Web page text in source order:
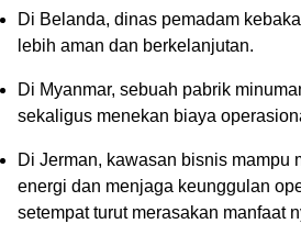
Di Belanda, dinas pemadam
lebih aman dan berkelanjutan.
Di Myanmar, sebuah pabrik
sekaligus menekan biaya
Di Jerman, kawasan bisnis mampu
energi dan menjaga keunggulan
setempat turut merasakan manfaat